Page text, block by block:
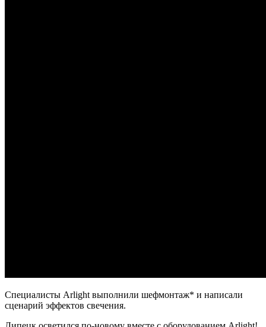
Специалисты Arlight выполнили шефмонтаж* и написали
сценарий эффектов свечения.